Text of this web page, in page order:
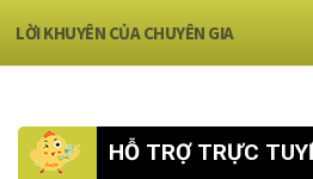
LỜI KHUYÊN CỦA CHUYÊN GIA
HỖ TRỢ TRỰC